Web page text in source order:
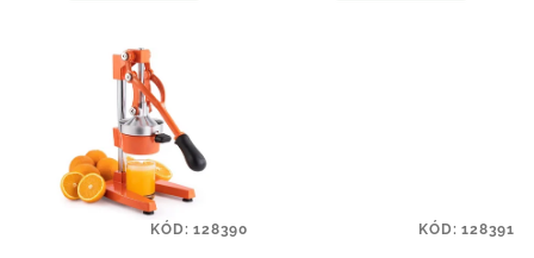
KÓD:128390 KÓD:128391